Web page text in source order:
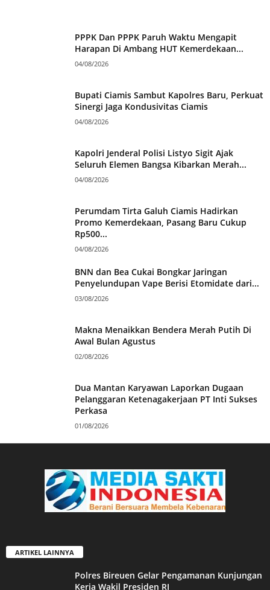
PPPK Dan PPPK Paruh Waktu Mengapit
Harapan Di Ambang HUT Kemerdekaan...
04/08/2026
Bupati Ciamis Sambut Kapolres Baru, Perkuat
Sinergi Jaga Kondusivitas Ciamis
04/08/2026
Kapolri Jenderal Polisi Listyo Sigit Ajak
Seluruh Elemen Bangsa Kibarkan Merah...
04/08/2026
Perumdam Tirta Galuh Ciamis Hadirkan
Promo Kemerdekaan, Pasang Baru Cukup
Rp500...
04/08/2026
BNN dan Bea Cukai Bongkar Jaringan
Penyelundupan Vape Berisi Etomidate dari...
03/08/2026
Makna Menaikkan Bendera Merah Putih Di
Awal Bulan Agustus
02/08/2026
Dua Mantan Karyawan Laporkan Dugaan
Pelanggaran Ketenagakerjaan PT Inti Sukses
Perkasa
01/08/2026
ARTIKEL LAINNYA
Polres Bireuen Gelar Pengamanan Kunjungan
Kerja Wakil Presiden RI